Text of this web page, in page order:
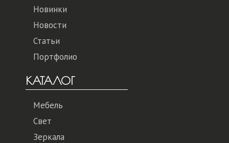
Новинки
Новости
Статьи
Портфолио
КАТАЛОГ
Мебель
Свет
Зеркала